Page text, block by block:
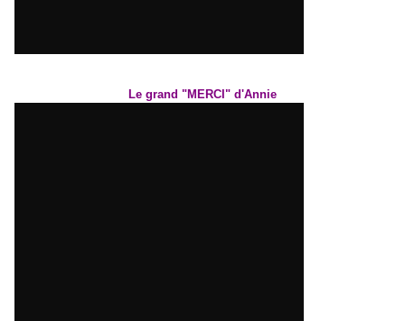
Le grand "MERCI" d'Annie